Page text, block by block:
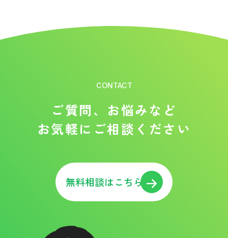
CONTACT
ご質問、お悩みなど
お気軽にご相談ください
無料相談はこちら